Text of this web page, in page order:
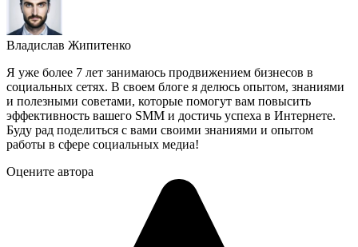
Владислав Жипитенко
Я уже более 7 лет занимаюсь продвижением бизнесов в
социальных сетях. В своем блоге я делюсь опытом, знаниями
и полезными советами, которые помогут вам повысить
эффективность вашего SMM и достичь успеха в Интернете.
Буду рад поделиться с вами своими знаниями и опытом
работы в сфере социальных медиа!
Оцените автора